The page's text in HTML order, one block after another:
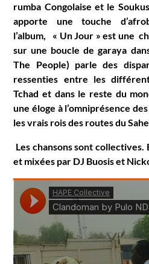
rumba Congolaise et le
apporte une touche
l’album,
« Un Jour » est une
sur une boucle de garaya
The People) parle des
ressenties entre les
Tchad et dans le reste du
une éloge à l’omniprésence
les vrais rois des routes du
Les chansons sont
et mixées par DJ Buosis et